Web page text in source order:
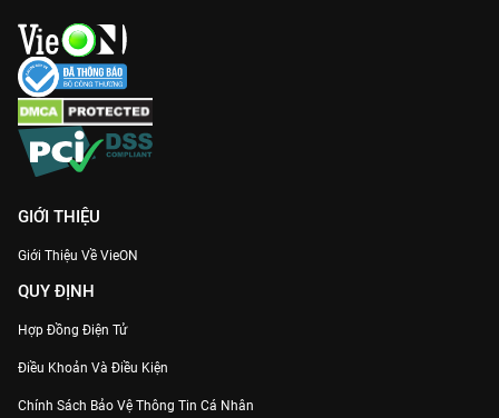
GIỚI THIỆU
Giới Thiệu Về VieON
QUY ĐỊNH
Hợp Đồng Điện Tử
Điều Khoản Và Điều Kiện
Chính Sách Bảo Vệ Thông Tin Cá Nhân